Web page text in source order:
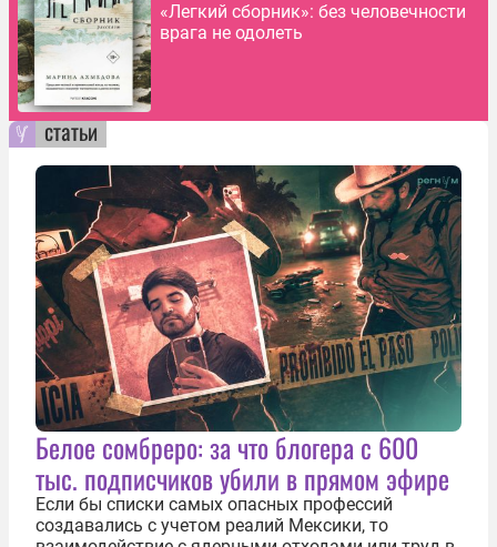
«Легкий сборник»: без человечности
врага не одолеть
статьи
Белое сомбреро: за что блогера с 600
тыс. подписчиков убили в прямом эфире
Если бы списки самых опасных профессий
создавались с учетом реалий Мексики, то